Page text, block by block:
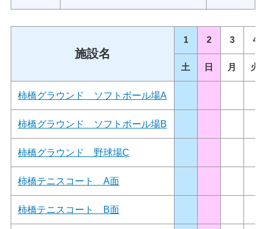
施設名
1 2 3 4
土 日 月 火
柿橋グラウンド ソフトボール場A
柿橋グラウンド ソフトボール場B
柿橋グラウンド 野球場C
柿橋テニスコート A面
柿橋テニスコート B面